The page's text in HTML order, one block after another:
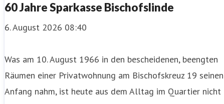
60 Jahre Sparkasse Bischofslinde
6. August 2026 08:40
Was am 10. August 1966 in den bescheidenen, beengten
Räumen einer Privatwohnung am Bischofskreuz 19 seinen
Anfang nahm, ist heute aus dem Alltag im Quartier nicht